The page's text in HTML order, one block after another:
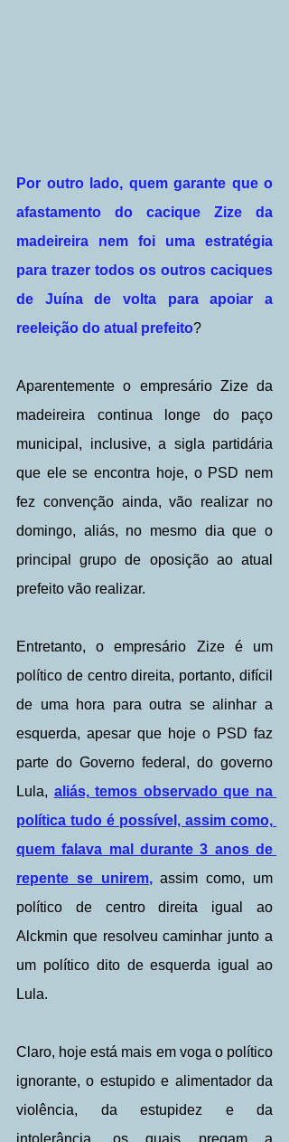
Por outro lado, quem garante que o
afastamento do cacique Zize da
madeireira nem foi uma estratégia
para trazer todos os outros caciques
de Juína de volta para apoiar a
reeleição do atual prefeito?
Aparentemente o empresário Zize da
madeireira continua longe do paço
municipal, inclusive, a sigla partidária
que ele se encontra hoje, o PSD nem
fez convenção ainda, vão realizar no
domingo, aliás, no mesmo dia que o
principal grupo de oposição ao atual
prefeito vão realizar.
Entretanto, o empresário Zize é um
político de centro direita, portanto, difícil
de uma hora para outra se alinhar a
esquerda, apesar que hoje o PSD faz
parte do Governo federal, do governo
Lula, aliás, temos observado que na
política tudo é possível, assim como,
quem falava mal durante 3 anos de
repente se unirem, assim como, um
político de centro direita igual ao
Alckmin que resolveu caminhar junto a
um político dito de esquerda igual ao
Lula.
Claro, hoje está mais em voga o político
ignorante, o estupido e alimentador da
violência, da estupidez e da
intolerância, os quais pregam a